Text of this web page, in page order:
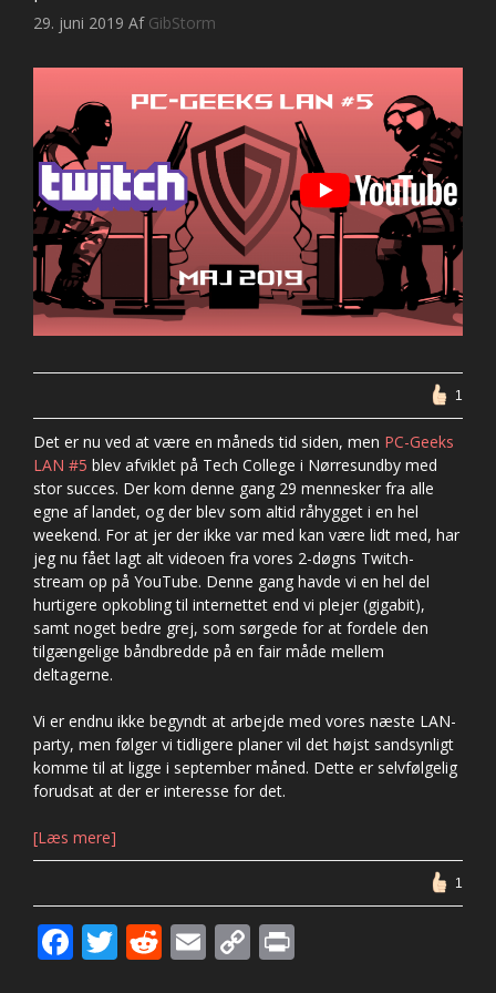
29. juni 2019 Af GibStorm
1
Det er nu ved at være en måneds tid siden, men PC-Geeks
LAN #5 blev afviklet på Tech College i Nørresundby med
stor succes. Der kom denne gang 29 mennesker fra alle
egne af landet, og der blev som altid råhygget i en hel
weekend. For at jer der ikke var med kan være lidt med, har
jeg nu fået lagt alt videoen fra vores 2-døgns Twitch-
stream op på YouTube. Denne gang havde vi en hel del
hurtigere opkobling til internettet end vi plejer (gigabit),
samt noget bedre grej, som sørgede for at fordele den
tilgængelige båndbredde på en fair måde mellem
deltagerne.
Vi er endnu ikke begyndt at arbejde med vores næste LAN-
party, men følger vi tidligere planer vil det højst sandsynligt
komme til at ligge i september måned. Dette er selvfølgelig
forudsat at der er interesse for det.
[Læs mere]
1
F T R E C